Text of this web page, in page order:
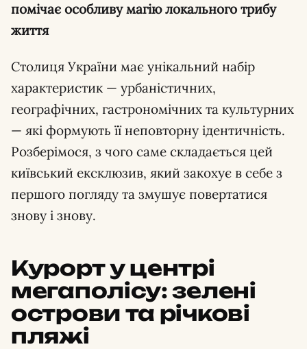
помічає особливу магію локального трибу
життя
Столиця України має унікальний набір
характеристик — урбаністичних,
географічних, гастрономічних та культурних
— які формують її неповторну ідентичність.
Розберімося, з чого саме складається цей
київський ексклюзив, який закохує в себе з
першого погляду та змушує повертатися
знову і знову.
Курорт у центрі
мегаполісу: зелені
острови та річкові
пляжі